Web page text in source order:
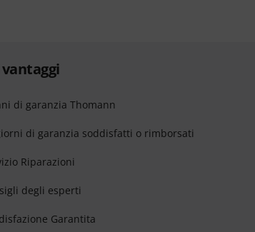
di garanzia Thomann
di garanzia soddisfatti o rimborsati
Riparazioni
degli esperti
Garantita